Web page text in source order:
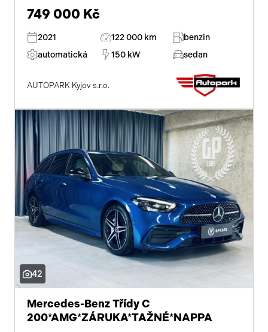
749 000 Kč
2021 122 000 km
benzin
automatická
150 kW sedan
AUTOPARK Kyjov s.r.o.
42
Mercedes-Benz Třídy C
200*AMG*ZÁRUKA*TAŽNÉ*NAPPA